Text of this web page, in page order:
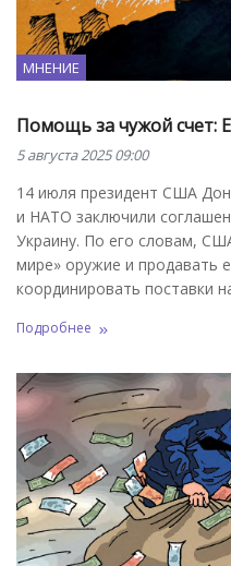
МНЕНИЕ
Помощь за чужой счет:
5 августа 2025 09:00
14 июля президент США
и НАТО заключили
Украину. По его словам,
мире» оружие и продавать
координировать поставки
Подробнее